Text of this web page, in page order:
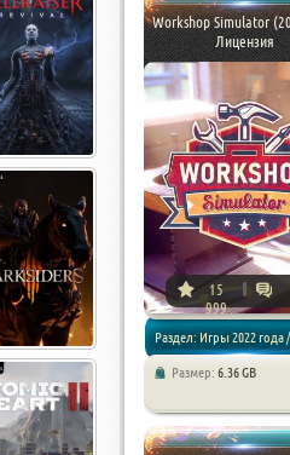
Workshop Simulator
Лицензия
15
999
Раздел: Игры 2022 года /
Размер: 6.36 GB